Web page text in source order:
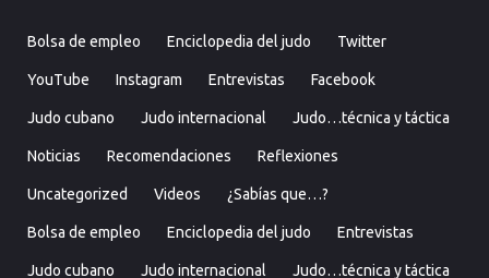
Bolsa de empleo Enciclopedia del judo Twitter
YouTube Instagram Entrevistas Facebook
Judo cubano Judo internacional Judo…técnica y táctica
Noticias Recomendaciones Reflexiones
Uncategorized Videos ¿Sabías que…?
Bolsa de empleo Enciclopedia del judo Entrevistas
Judo cubano Judo internacional Judo…técnica y táctica